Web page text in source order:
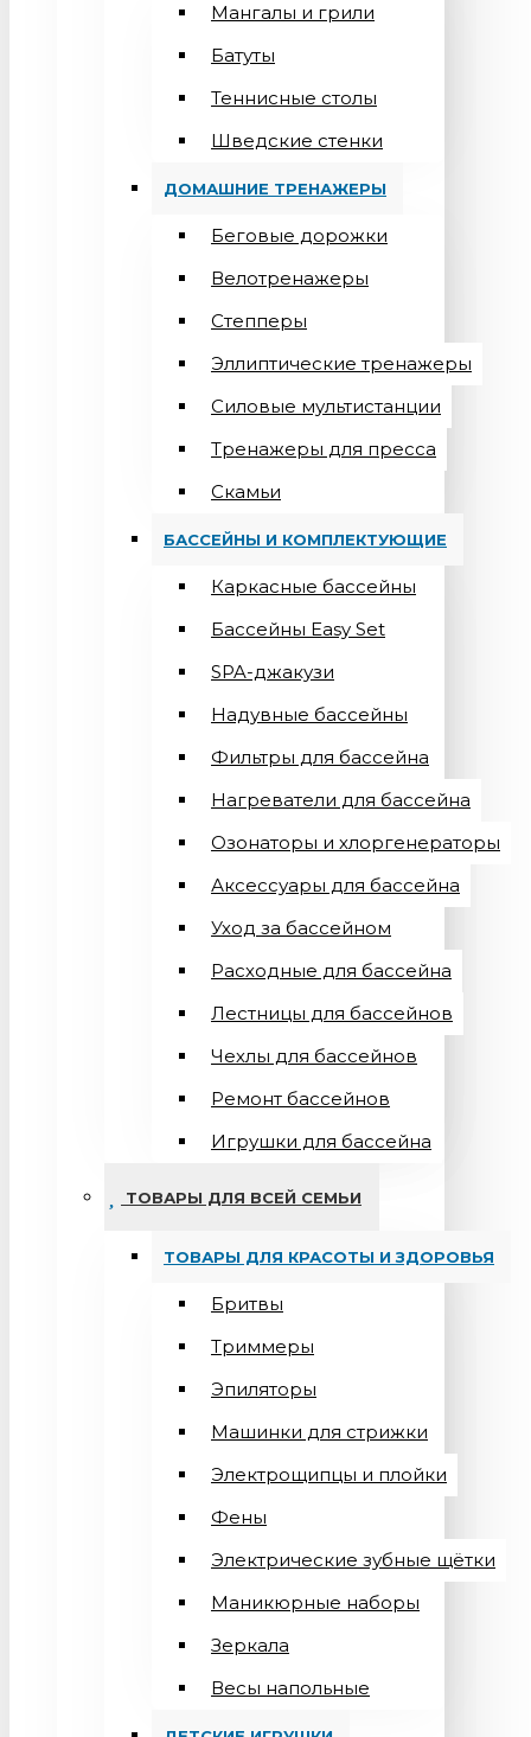
Мангалы и грили
Батуты
Теннисные столы
Шведские стенки
ДОМАШНИЕ ТРЕНАЖЕРЫ
Беговые дорожки
Велотренажеры
Степперы
Эллиптические тренажеры
Силовые мультистанции
Тренажеры для пресса
Скамьи
БАССЕЙНЫ И КОМПЛЕКТУЮЩИЕ
Каркасные бассейны
Бассейны Easy Set
SPA-джакузи
Надувные бассейны
Фильтры для бассейна
Нагреватели для бассейна
Озонаторы и хлоргенераторы
Аксессуары для бассейна
Уход за бассейном
Расходные для бассейна
Лестницы для бассейнов
Чехлы для бассейнов
Ремонт бассейнов
Игрушки для бассейна
ТОВАРЫ ДЛЯ ВСЕЙ СЕМЬИ
ТОВАРЫ ДЛЯ КРАСОТЫ И ЗДОРОВЬЯ
Бритвы
Триммеры
Эпиляторы
Машинки для стрижки
Электрощипцы и плойки
Фены
Электрические зубные щётки
Маникюрные наборы
Зеркала
Весы напольные